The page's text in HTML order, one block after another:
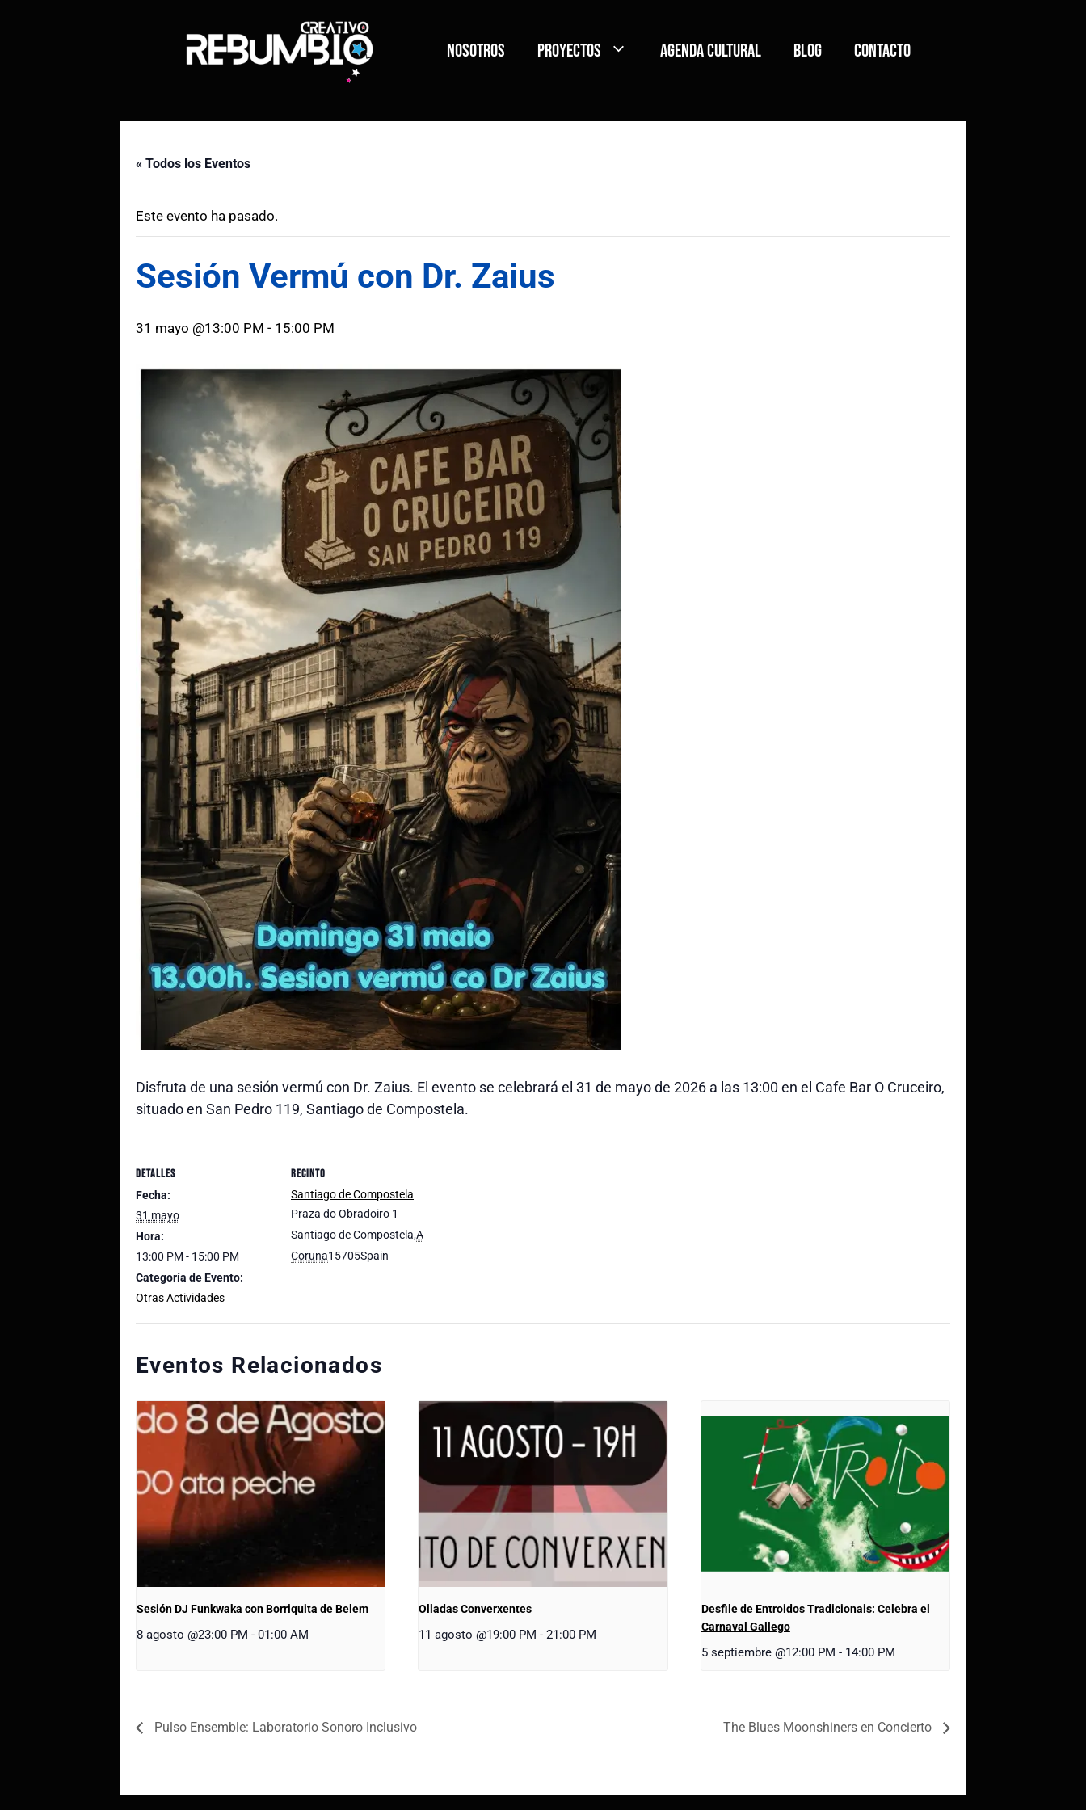
Nosotros Proyectos Agenda Cultural Blog Contacto
« Todos los Eventos
Este evento ha pasado.
Sesión Vermú con Dr. Zaius
31 mayo @13:00 PM - 15:00 PM
Disfruta de una sesión vermú con Dr. Zaius. El evento se celebrará el 31 de mayo de 2026 a las 13:00 en el Cafe Bar O Cruceiro,
situado en San Pedro 119, Santiago de Compostela.
DETALLES
Fecha:
31 mayo
Hora:
13:00 PM - 15:00 PM
Categoría de Evento:
Otras Actividades
RECINTO
Santiago de Compostela
Praza do Obradoiro 1
Santiago de Compostela,A
Coruna15705Spain
Eventos Relacionados
Sesión DJ Funkwaka con Borriquita de Belem
8 agosto @23:00 PM - 01:00 AM
Olladas Converxentes
11 agosto @19:00 PM - 21:00 PM
Desfile de Entroidos Tradicionais: Celebra el
Carnaval Gallego
5 septiembre @12:00 PM - 14:00 PM
Pulso Ensemble: Laboratorio Sonoro Inclusivo The Blues Moonshiners en Concierto